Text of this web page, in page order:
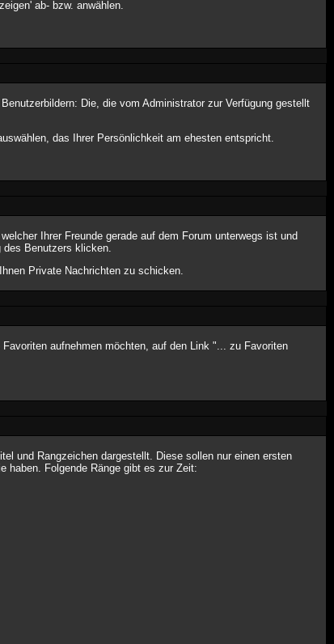
ab- bzw. anwählen.
Die, die vom Administrator zur Verfügung gestellt
das Ihrer Persönlichkeit am ehesten entspricht.
Ihrer Freunde gerade auf dem Forum unterwegs ist und
des Benutzers klicken.
Private Nachrichten zu schicken.
aufnehmen möchten, auf den Link "... zu Favoriten
und Rangzeichen dargestellt. Diese sollen nur einen ersten
haben. Folgende Ränge gibt es zur Zeit: